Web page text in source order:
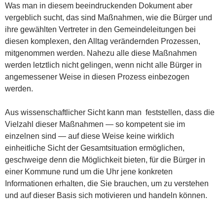
Was man in diesem beeindruckenden Dokument aber
vergeblich sucht, das sind Maßnahmen, wie die Bürger und
ihre gewählten Vertreter in den Gemeindeleitungen bei
diesen komplexen, den Alltag verändernden Prozessen,
mitgenommen werden. Nahezu alle diese Maßnahmen
werden letztlich nicht gelingen, wenn nicht alle Bürger in
angemessener Weise in diesen Prozess einbezogen
werden.
Aus wissenschaftlicher Sicht kann man feststellen, dass die
Vielzahl dieser Maßnahmen — so kompetent sie im
einzelnen sind — auf diese Weise keine wirklich
einheitliche Sicht der Gesamtsituation ermöglichen,
geschweige denn die Möglichkeit bieten, für die Bürger in
einer Kommune rund um die Uhr jene konkreten
Informationen erhalten, die Sie brauchen, um zu verstehen
und auf dieser Basis sich motivieren und handeln können.